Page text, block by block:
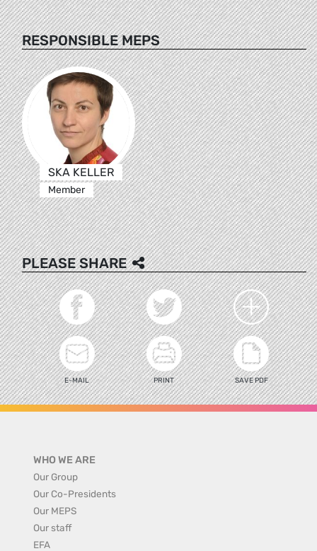
RESPONSIBLE MEPS
SKA KELLER
Member
PLEASE SHARE
E-MAIL PRINT SAVE PDF
WHO WE ARE
Our Group
Our Co-Presidents
Our MEPS
Our staff
EFA